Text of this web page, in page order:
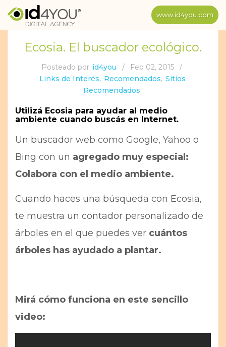
www.id4you.com
Ecosia. El buscador ecológico.
Posteado por id4you / Feb 02, 2015
/
Links de Interés, Recomendados, Sitios
Recomendados
Utilizá Ecosia para ayudar al medio
ambiente cuando buscás en Internet.
Un buscador web como Google, Yahoo o
Bing con un agregado muy especial:
Colabora con el medio ambiente.
Cuando haces una búsqueda con Ecosia,
te muestra un contador personalizado de
árboles en el que puedes ver cuántos
árboles has ayudado a plantar.
Mirá cómo funciona en este sencillo
video: